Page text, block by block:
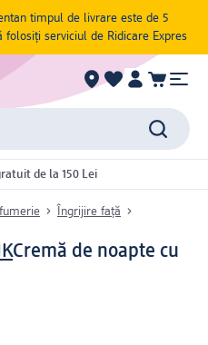
timpul de livrare este de 5
serviciul de Ridicare Expres
de la 150 Lei
Îngrijire față
Cremă de noapte cu